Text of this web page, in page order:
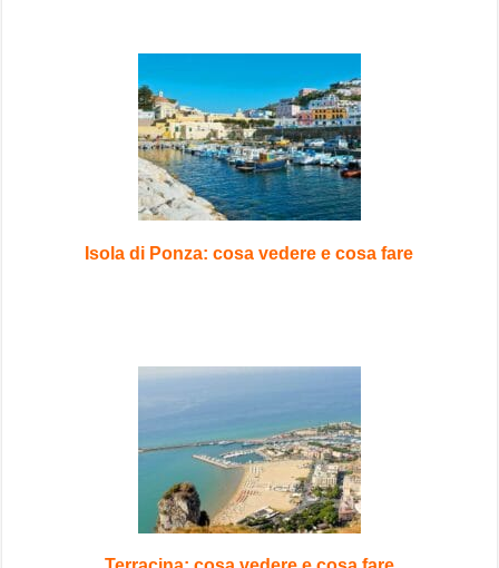
Isola di Ponza: cosa vedere e cosa fare